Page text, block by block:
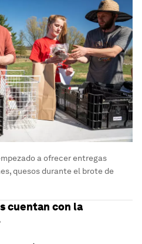
a ofrecer entregas
quesos durante el brote de
cuentan con la